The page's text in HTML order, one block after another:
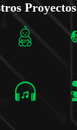
Proyectos